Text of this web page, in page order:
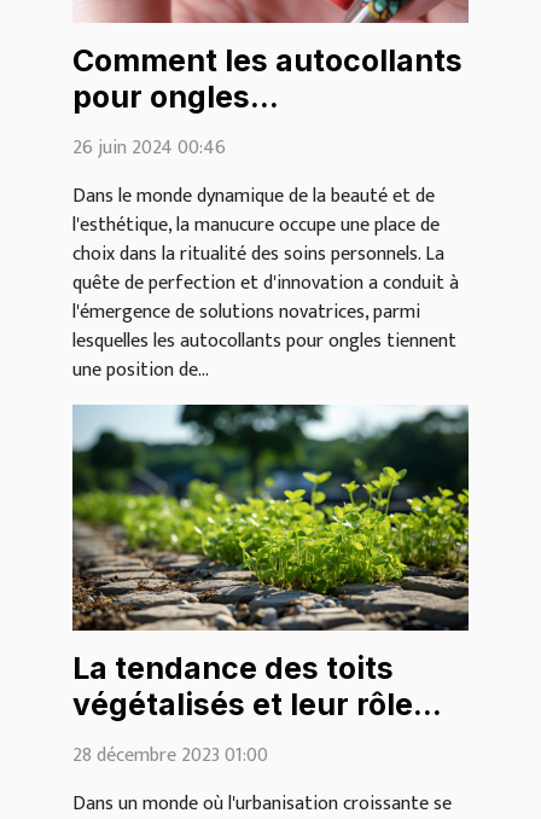
Comment les autocollants
pour ongles
révolutionnent la
manucure moderne
26 juin 2024 00:46
Dans le monde dynamique de la beauté et de
l'esthétique, la manucure occupe une place de
choix dans la ritualité des soins personnels. La
quête de perfection et d'innovation a conduit à
l'émergence de solutions novatrices, parmi
lesquelles les autocollants pour ongles tiennent
une position de...
La tendance des toits
végétalisés et leur rôle
écologique
28 décembre 2023 01:00
Dans un monde où l'urbanisation croissante se